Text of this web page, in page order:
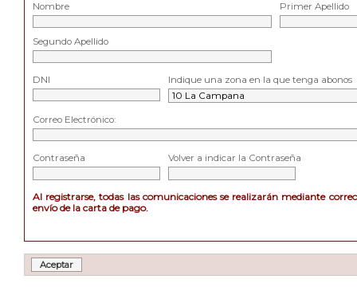
Nombre Primer Apellido
Segundo Apellido
DNI Indique una zona en la que tenga abonos
Correo Electrónico:
Contraseña Volver a indicar la Contraseña
Al registrarse, todas las comunicaciones se realizarán mediante
envío de la carta de pago.